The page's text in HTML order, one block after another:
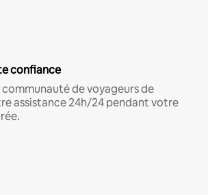
confiance
de voyageurs de
assistance 24h/24 pendant votre